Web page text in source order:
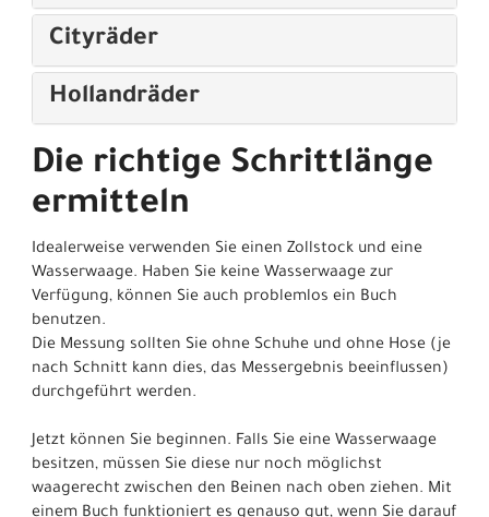
Cityräder
Hollandräder
Die richtige Schrittlänge
ermitteln
Idealerweise verwenden Sie einen Zollstock und eine
Wasserwaage. Haben Sie keine Wasserwaage zur
Verfügung, können Sie auch problemlos ein Buch
benutzen.
Die Messung sollten Sie ohne Schuhe und ohne Hose (je
nach Schnitt kann dies, das Messergebnis beeinflussen)
durchgeführt werden.
Jetzt können Sie beginnen. Falls Sie eine Wasserwaage
besitzen, müssen Sie diese nur noch möglichst
waagerecht zwischen den Beinen nach oben ziehen. Mit